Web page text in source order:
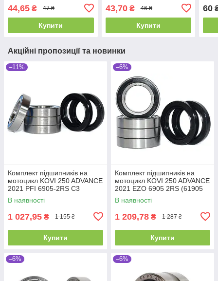
44,65 ₴ 47 ₴
Купити
43,70₴ 46 ₴
Купити
60
Акційні пропозиції та новинки
–11%
Комплект підшипників на
мотоцикл KOVI 250 ADVANCE
2021 PFI 6905-2RS C3
(1000905) (61905 2RS C3) (4
шт.) та
В наявності
1 027,95 ₴ 1 155 ₴
Купити
–6%
Комплект підшипників на
мотоцикл KOVI 250 ADVANCE
2021 EZO 6905 2RS (61905
2RS)(1000905) (4 шт.) та
сальники (2
В наявності
1 209,78 ₴ 1 287 ₴
Купити
–6% –6%